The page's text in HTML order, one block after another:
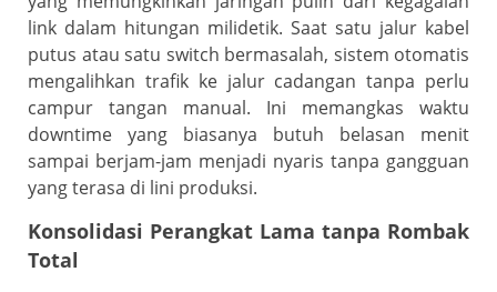
link dalam hitungan milidetik. Saat satu jalur kabel
putus atau satu switch bermasalah, sistem otomatis
mengalihkan trafik ke jalur cadangan tanpa perlu
campur tangan manual. Ini memangkas waktu
downtime yang biasanya butuh belasan menit
sampai berjam-jam menjadi nyaris tanpa gangguan
yang terasa di lini produksi.
Konsolidasi Perangkat Lama tanpa Rombak
Total